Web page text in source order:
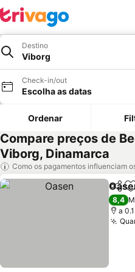
Destino
Viborg
Check-in/out
Escolha as datas
Ordenar
Compare preços de
Viborg, Dinamarca
Como os pagamentos influenciam
8,4
a